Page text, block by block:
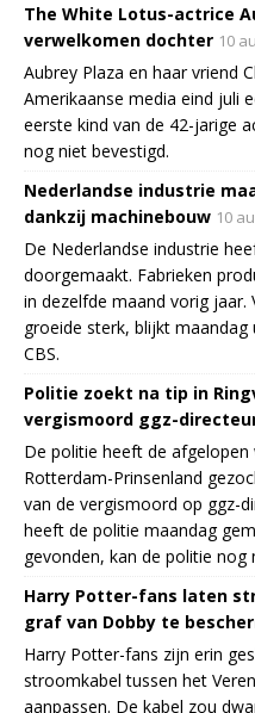
The White Lotus-actrice
verwelkomen dochter 10
Aubrey Plaza en haar vriend
Amerikaanse media eind juli
eerste kind van de 42-jarige
nog niet bevestigd.
Nederlandse industrie
dankzij machinebouw 10
De Nederlandse industrie
doorgemaakt. Fabrieken
in dezelfde maand vorig jaar.
groeide sterk, blijkt
CBS.
Politie zoekt na tip in
vergismoord ggz-
De politie heeft de afgelopen
Rotterdam-Prinsenland
van de vergismoord op ggz-
heeft de politie maandag
gevonden, kan de politie nog
Harry Potter-fans laten
graf van Dobby te
Harry Potter-fans zijn erin
stroomkabel tussen het
aanpassen. De kabel zou